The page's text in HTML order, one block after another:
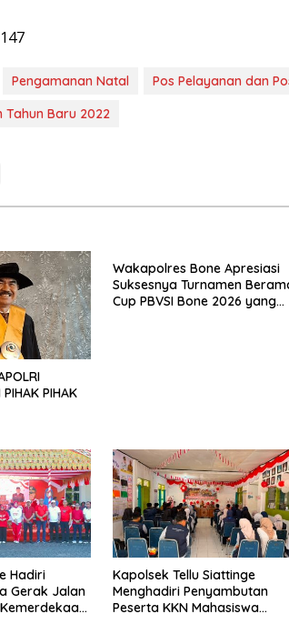
147
Pengamanan Natal
Pos Pelayanan dan
Tahun Baru 2022
PIHAK PIHAK
Wakapolres Bone Apresiasi
Suksesnya Turnamen
Cup PBVSI Bone 2026 yang
Hadiri
Gerak Jalan
Kapolsek Tellu Siattinge
Menghadiri Penyambutan
Peserta KKN Mahasiswa